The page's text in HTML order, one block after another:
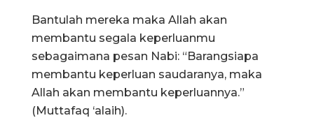
Bantulah mereka maka Allah akan
membantu segala keperluanmu
sebagaimana pesan Nabi: “Barangsiapa
membantu keperluan saudaranya, maka
Allah akan membantu keperluannya.”
(Muttafaq ‘alaih).